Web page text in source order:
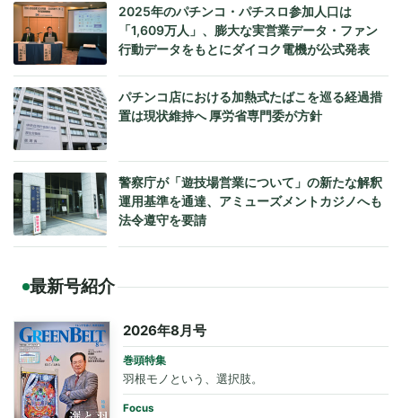
2025年のパチンコ・パチスロ参加人口は
「1,609万人」、膨大な実営業データ・ファン
行動データをもとにダイコク電機が公式発表
パチンコ店における加熱式たばこを巡る経過措
置は現状維持へ 厚労省専門委が方針
警察庁が「遊技場営業について」の新たな解釈
運用基準を通達、アミューズメントカジノへも
法令遵守を要請
最新号紹介
2026年8月号
巻頭特集
羽根モノという、選択肢。
Focus